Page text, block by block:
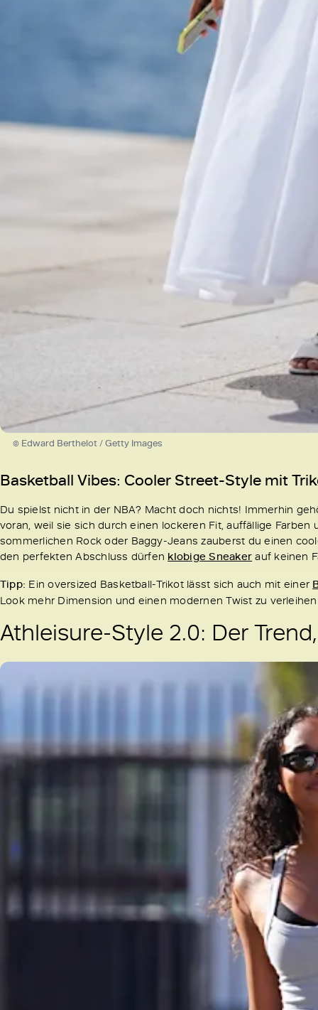
© Edward Berthelot / Getty Images
Basketball Vibes: Cooler Street-Style mit
Du spielst nicht in der NBA? Macht doch nichts! Immerhin
voran, weil sie sich durch einen lockeren Fit, auffällige
sommerlichen Rock oder Baggy-Jeans zauberst du einen
den perfekten Abschluss dürfen klobige Sneaker auf keinen
Tipp: Ein oversized Basketball-Trikot lässt sich auch mit einer
Look mehr Dimension und einen modernen Twist zu
Athleisure-Style 2.0: Der